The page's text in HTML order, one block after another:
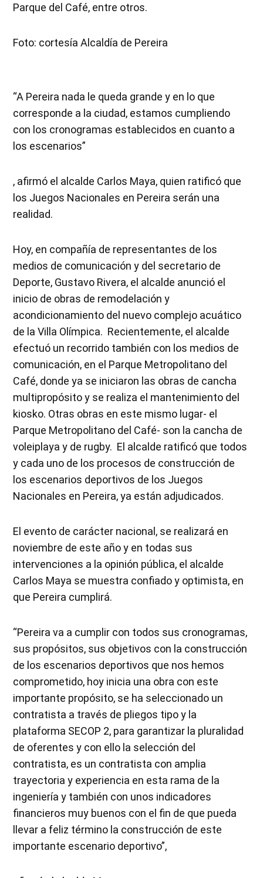
Parque del Café, entre otros.
Foto: cortesía Alcaldía de Pereira
“A Pereira nada le queda grande y en lo que
corresponde a la ciudad, estamos cumpliendo
con los cronogramas establecidos en cuanto a
los escenarios”
, afirmó el alcalde Carlos Maya, quien ratificó que
los Juegos Nacionales en Pereira serán una
realidad.
Hoy, en compañía de representantes de los
medios de comunicación y del secretario de
Deporte, Gustavo Rivera, el alcalde anunció el
inicio de obras de remodelación y
acondicionamiento del nuevo complejo acuático
de la Villa Olímpica. Recientemente, el alcalde
efectuó un recorrido también con los medios de
comunicación, en el Parque Metropolitano del
Café, donde ya se iniciaron las obras de cancha
multipropósito y se realiza el mantenimiento del
kiosko. Otras obras en este mismo lugar- el
Parque Metropolitano del Café- son la cancha de
voleiplaya y de rugby. El alcalde ratificó que todos
y cada uno de los procesos de construcción de
los escenarios deportivos de los Juegos
Nacionales en Pereira, ya están adjudicados.
El evento de carácter nacional, se realizará en
noviembre de este año y en todas sus
intervenciones a la opinión pública, el alcalde
Carlos Maya se muestra confiado y optimista, en
que Pereira cumplirá.
“Pereira va a cumplir con todos sus cronogramas,
sus propósitos, sus objetivos con la construcción
de los escenarios deportivos que nos hemos
comprometido, hoy inicia una obra con este
importante propósito, se ha seleccionado un
contratista a través de pliegos tipo y la
plataforma SECOP 2, para garantizar la pluralidad
de oferentes y con ello la selección del
contratista, es un contratista con amplia
trayectoria y experiencia en esta rama de la
ingeniería y también con unos indicadores
financieros muy buenos con el fin de que pueda
llevar a feliz término la construcción de este
importante escenario deportivo”,